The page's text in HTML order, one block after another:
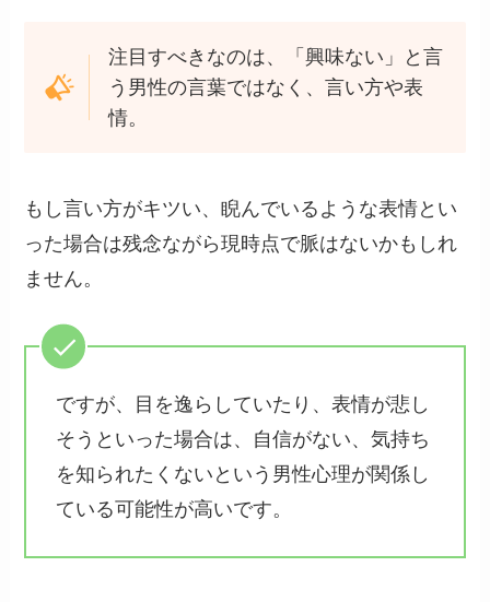
注目すべきなのは、「興味ない」と言
う男性の言葉ではなく、言い方や表
情。
もし言い方がキツい、睨んでいるような表情とい
った場合は残念ながら現時点で脈はないかもしれ
ません。
ですが、目を逸らしていたり、表情が悲し
そうといった場合は、自信がない、気持ち
を知られたくないという男性心理が関係し
ている可能性が高いです。